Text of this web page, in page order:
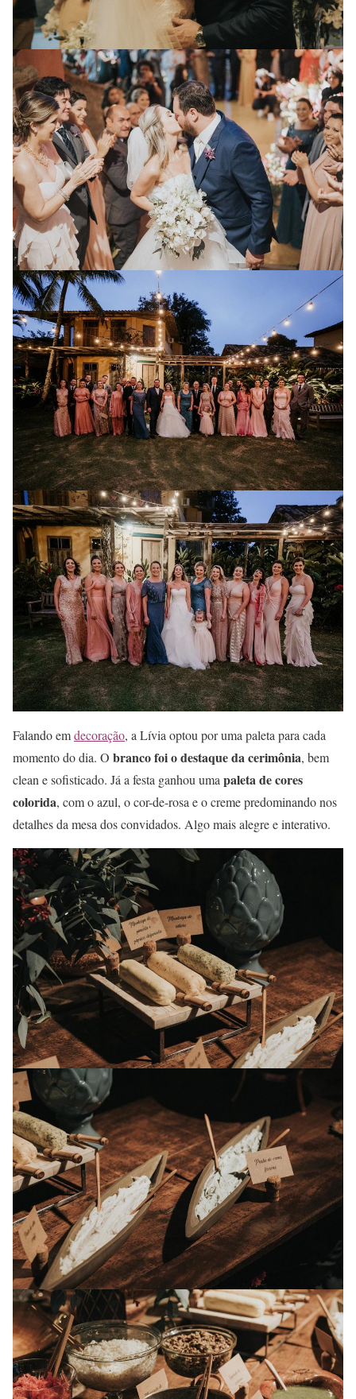
Falando emdecoração, a Lívia optou por uma paleta para cada
momento do dia. O branco foi o destaque da cerimônia, bem
clean e sofisticado. Já a festa ganhou uma paleta de cores
colorida, com o azul, o cor-de-rosa e o creme predominando nos
detalhes da mesa dos convidados. Algo mais alegre e interativo.